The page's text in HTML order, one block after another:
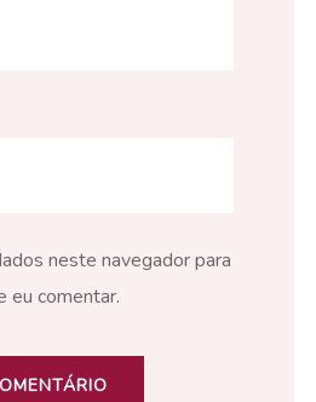
neste navegador para
eu comentar.